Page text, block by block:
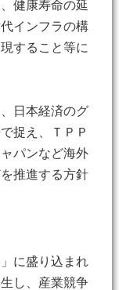
健康寿命の延
インフラの構
すること等に
日本経済のグ
捉え、ＴＰＰ
パンなど海外
推進する方針
に盛り込まれ
し、産業競争